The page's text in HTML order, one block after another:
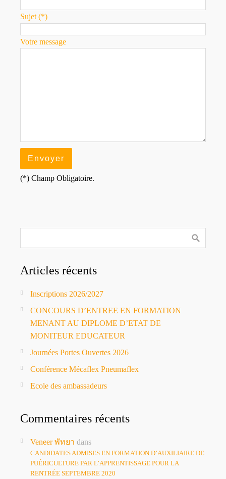
Sujet (*)
Votre message
(*) Champ Obligatoire.
Articles récents
Inscriptions 2026/2027
CONCOURS D’ENTREE EN FORMATION
MENANT AU DIPLOME D’ETAT DE
MONITEUR EDUCATEUR
Journées Portes Ouvertes 2026
Conférence Mécaflex Pneumaflex
Ecole des ambassadeurs
Commentaires récents
Veneer พัทยา dans
CANDIDATES ADMISES EN FORMATION D’AUXILIAIRE DE
PUÉRICULTURE PAR L’APPRENTISSAGE POUR LA
RENTRÉE SEPTEMBRE 2020